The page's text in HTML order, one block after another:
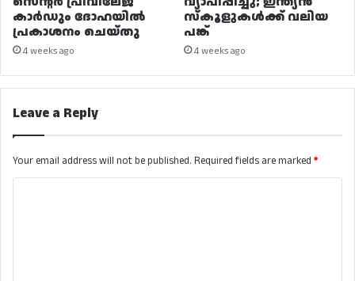
കാർഡും ദോഹയിൽ
പ്രകാശനം ചെയ്തു
4 weeks ago
സ്കൂളുകൾക്ക് വലിയ
പങ്ക്
4 weeks ago
Leave a Reply
Your email address will not be published. Required fields are marked *